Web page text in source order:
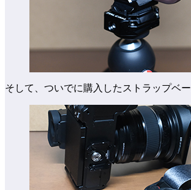
そして、ついでに購入したストラップベ